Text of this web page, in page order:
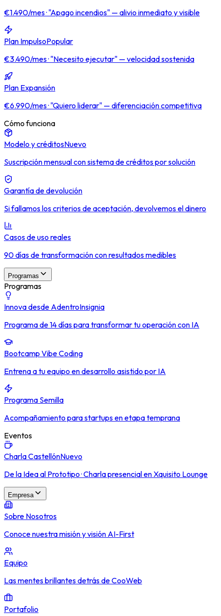
€1.490/mes · "Apago incendios" — alivio inmediato y visible
Plan ImpulsoPopular
€3.490/mes · "Necesito ejecutar" — velocidad sostenida
Plan Expansión
€6.990/mes · "Quiero liderar" — diferenciación competitiva
Cómo funciona
Modelo y créditosNuevo
Suscripción mensual con sistema de créditos por solución
Garantía de devolución
Si fallamos los criterios de aceptación, devolvemos el dinero
Casos de uso reales
90 días de transformación con resultados medibles
Programas
Programas
Innova desde AdentroInsignia
Programa de 14 días para transformar tu operación con IA
Bootcamp Vibe Coding
Entrena a tu equipo en desarrollo asistido por IA
Programa Semilla
Acompañamiento para startups en etapa temprana
Eventos
Charla CastellónNuevo
De la Idea al Prototipo · Charla presencial en Xquisito Lounge
Empresa
Sobre Nosotros
Conoce nuestra misión y visión AI-First
Equipo
Las mentes brillantes detrás de CooWeb
Portafolio